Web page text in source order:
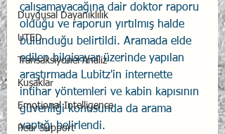
Duygusal Dayanıklılık
UTED
Transaksiyonel Analiz
Kuşaklar
Emotional Intelligence
Peer Support
çalışamayacağına dair doktor raporu
olduğu ve raporun yırtılmış halde
bulunduğu belirtildi. Aramada elde
edilen bilgisayar üzerinde yapılan
araştırmada Lubitz'in internette
intihar yöntemleri ve kabin kapısının
güvenliği konusunda da arama
yaptığı belirlendi.